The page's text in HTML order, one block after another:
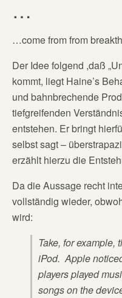
…
…come from from
Der Idee folgend ,daß
kommt, liegt Haine’s
und bahnbrechende
tiefgreifenden
entstehen. Er bringt
selbst sagt –
erzählt hierzu die
Da die Aussage recht
vollständig wieder,
wird:
Take, for example,
iPod. Apple
players played
songs on the